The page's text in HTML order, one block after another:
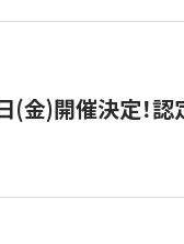
(金)開催決定！認